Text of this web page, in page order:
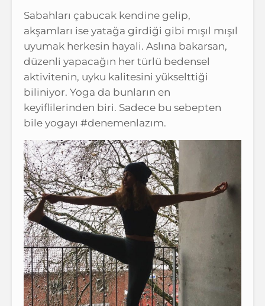
Sabahları çabucak kendine gelip,
akşamları ise yatağa girdiği gibi mışıl mışıl
uyumak herkesin hayali. Aslına bakarsan,
düzenli yapacağın her türlü bedensel
aktivitenin, uyku kalitesini yükselttiği
biliniyor. Yoga da bunların en
keyiflilerinden biri. Sadece bu sebepten
bile yogayı #denemenlazım.